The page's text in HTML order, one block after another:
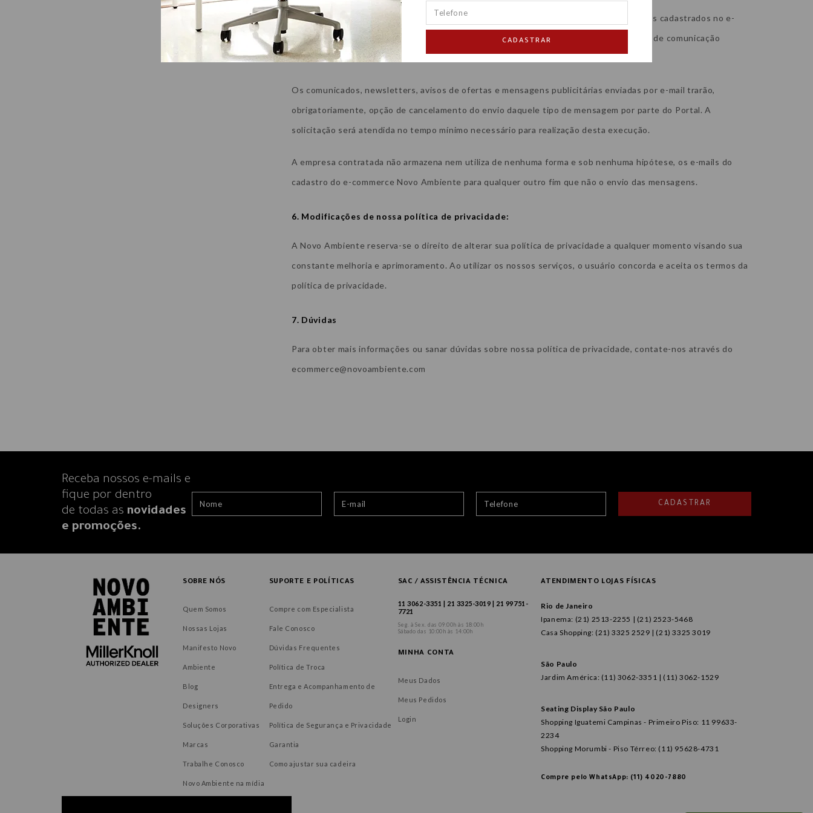
A Novo Ambiente poderá enviar comunicados e mensagens publicitárias a seus usuários cadastrados no e-
commerce, ou clientes em geral, fazendo uso de todos os tipos de tecnologias e meios de comunicação
disponíveis, seja por e-mail, SMS, MMS, mala-direta, outros.
Os comunicados, newsletters, avisos de ofertas e mensagens publicitárias enviadas por e-mail trarão,
obrigatoriamente, opção de cancelamento do envio daquele tipo de mensagem por parte do Portal. A
solicitação será atendida no tempo mínimo necessário para realização desta execução.
A empresa contratada não armazena nem utiliza de nenhuma forma e sob nenhuma hipótese, os e-mails do
cadastro do e-commerce Novo Ambiente para qualquer outro fim que não o envio das mensagens.
6. Modificações de nossa política de privacidade:
A Novo Ambiente reserva-se o direito de alterar sua política de privacidade a qualquer momento visando sua
constante melhoria e aprimoramento. Ao utilizar os nossos serviços, o usuário concorda e aceita os termos da
política de privacidade.
7. Dúvidas
Para obter mais informações ou sanar dúvidas sobre nossa política de privacidade, contate-nos através do
ecommerce@novoambiente.com
Receba nossos e-mails e
fique por dentro
de todas as novidades
e promoções.
CADASTRAR
SOBRE NÓS
Quem Somos
Nossas Lojas
Manifesto Novo
Ambiente
Blog
Designers
Soluções Corporativas
Marcas
Trabalhe Conosco
Novo Ambiente na mídia
SUPORTE E POLÍTICAS
Compre com Especialista
Fale Conosco
Dúvidas Frequentes
Política de Troca
Entrega e Acompanhamento de
Pedido
Política de Segurança e Privacidade
Garantia
Como ajustar sua cadeira
SAC / ASSISTÊNCIA TÉCNICA
11 3062-3351 | 21 3325-3019 | 21 99751-
7721
Seg. à Sex. das 09:00h às 18:00h
Sábado das 10:00h às 14:00h
MINHA CONTA
Meus Dados
Meus Pedidos
Login
ATENDIMENTO LOJAS FÍSICAS
Rio de Janeiro
Ipanema: (21) 2513-2255 | (21) 2523-5468
Casa Shopping: (21) 3325 2529 | (21) 3325 3019
São Paulo
Jardim América: (11) 3062-3351 | (11) 3062-1529
Seating Display São Paulo
Shopping Iguatemi Campinas - Primeiro Piso: 11 99633-
2234
Shopping Morumbi - Piso Térreo: (11) 95628-4731
Compre pelo WhatsApp: (11) 4020-7880
CADASTRAR